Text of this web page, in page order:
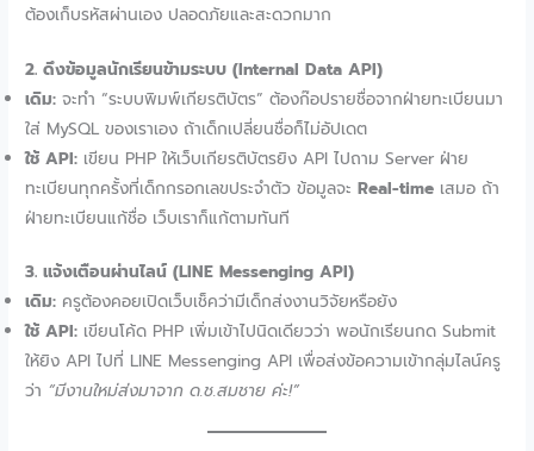
ต้องเก็บรหัสผ่านเอง ปลอดภัยและสะดวกมาก
2. ดึงข้อมูลนักเรียนข้ามระบบ (Internal Data API)
เดิม: จะทำ “ระบบพิมพ์เกียรติบัตร” ต้องก๊อปรายชื่อจากฝ่ายทะเบียนมา
ใส่ MySQL ของเราเอง ถ้าเด็กเปลี่ยนชื่อก็ไม่อัปเดต
ใช้ API: เขียน PHP ให้เว็บเกียรติบัตรยิง API ไปถาม Server ฝ่าย
ทะเบียนทุกครั้งที่เด็กกรอกเลขประจำตัว ข้อมูลจะReal-time เสมอ ถ้า
ฝ่ายทะเบียนแก้ชื่อ เว็บเราก็แก้ตามทันที
3. แจ้งเตือนผ่านไลน์ (LINE Messenging API)
เดิม: ครูต้องคอยเปิดเว็บเช็คว่ามีเด็กส่งงานวิจัยหรือยัง
ใช้ API: เขียนโค้ด PHP เพิ่มเข้าไปนิดเดียวว่า พอนักเรียนกด Submit
ให้ยิง API ไปที่ LINE Messenging API เพื่อส่งข้อความเข้ากลุ่มไลน์ครู
ว่า “มีงานใหม่ส่งมาจาก ด.ช.สมชาย ค่ะ!”